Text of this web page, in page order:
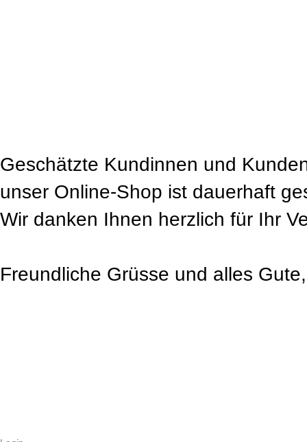
Geschätzte Kundinnen und
unser Online-Shop ist dauerhaft
Wir danken Ihnen herzlich für Ihr
Freundliche Grüsse und alles